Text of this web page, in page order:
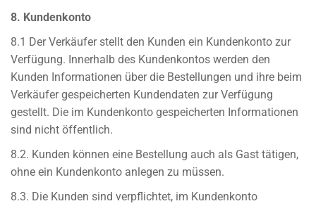
8. Kundenkonto
8.1 Der Verkäufer stellt den Kunden ein Kundenkonto zur
Verfügung. Innerhalb des Kundenkontos werden den
Kunden Informationen über die Bestellungen und ihre beim
Verkäufer gespeicherten Kundendaten zur Verfügung
gestellt. Die im Kundenkonto gespeicherten Informationen
sind nicht öffentlich.
8.2. Kunden können eine Bestellung auch als Gast tätigen,
ohne ein Kundenkonto anlegen zu müssen.
8.3. Die Kunden sind verpflichtet, im Kundenkonto